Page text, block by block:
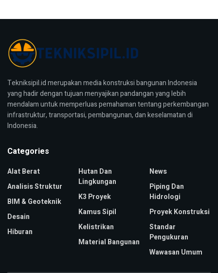
Tekniksipil.id merupakan media konstruksi bangunan Indonesia
yang hadir dengan tujuan menyajikan pandangan yang lebih
mendalam untuk memperluas pemahaman tentang perkembangan
infrastruktur, transportasi, pembangunan, dan keselamatan di
Indonesia.
Categories
Alat Berat
Analisis Struktur
BIM & Geoteknik
Desain
Hiburan
Hutan Dan
Lingkungan
K3 Proyek
Kamus Sipil
Kelistrikan
Material Bangunan
News
Piping Dan
Hidrologi
Proyek Konstruksi
Standar
Pengukuran
Wawasan Umum